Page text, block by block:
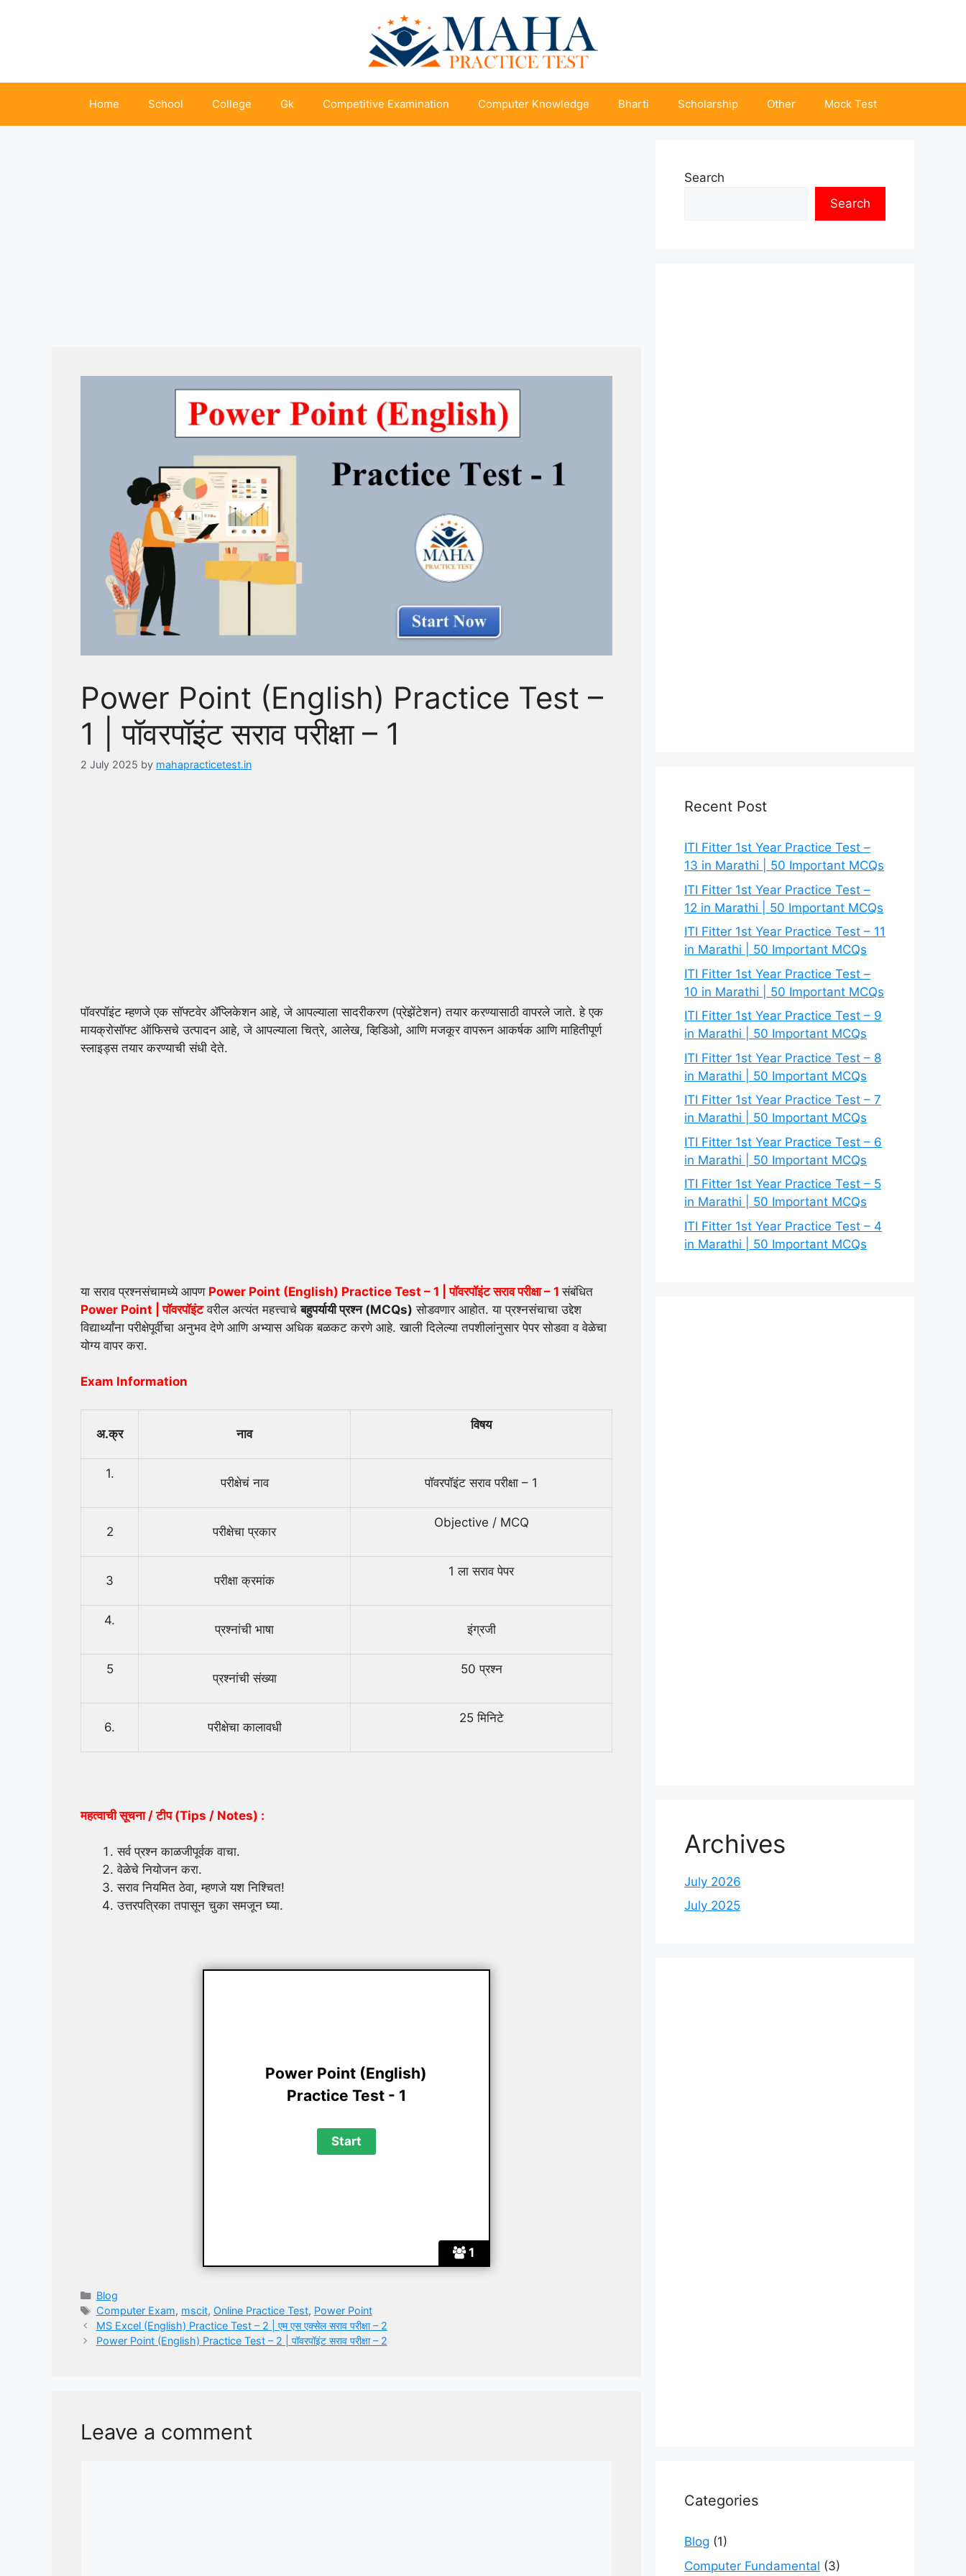
Home School College Gk Competitive Examination Computer Knowledge Bharti Scholarship Other Mock Test
Power Point (English) Practice Test –
1 | पॉवरपॉइंट सराव परीक्षा – 1
2 July 2025 by mahapracticetest.in
पॉवरपॉइंट म्हणजे एक सॉफ्टवेर ॲप्लिकेशन आहे, जे आपल्याला सादरीकरण (प्रेझेंटेशन) तयार करण्यासाठी वापरले जाते. हे एक
मायक्रोसॉफ्ट ऑफिसचे उत्पादन आहे, जे आपल्याला चित्रे, आलेख, व्हिडिओ, आणि मजकूर वापरून आकर्षक आणि माहितीपूर्ण
स्लाइड्स तयार करण्याची संधी देते.
या सराव प्रश्नसंचामध्ये आपण Power Point (English) Practice Test – 1 | पॉवरपॉइंट सराव परीक्षा – 1संबंधित
Power Point
| पॉवरपॉइंटवरील अत्यंत महत्त्वाचेबहुपर्यायी प्रश्न (MCQs) सोडवणार आहोत. या प्रश्नसंचाचा उद्देश
विद्यार्थ्यांना परीक्षेपूर्वीचा अनुभव देणे आणि अभ्यास अधिक बळकट करणे आहे. खाली दिलेल्या तपशीलांनुसार पेपर सोडवा व वेळेचा
योग्य वापर करा.
Exam Information
अ.क्र नाव
विषय
1.
परीक्षेचं नाव पॉवरपॉइंट सराव परीक्षा – 1
2 परीक्षेचा प्रकार
Objective / MCQ
3 परीक्षा क्रमांक
1 ला सराव पेपर
4.
प्रश्नांची भाषा इंग्रजी
5
प्रश्नांची संख्या
50 प्रश्न
6. परीक्षेचा कालावधी
25 मिनिटे
महत्वाची सूचना / टीप (Tips / Notes) :
सर्व प्रश्न काळजीपूर्वक वाचा.
वेळेचे नियोजन करा.
सराव नियमित ठेवा, म्हणजे यश निश्चित!
उत्तरपत्रिका तपासून चुका समजून घ्या.
1
Power Point (English)
Practice Test - 1
Categories
Blog
Tags
Computer Exam, mscit, Online Practice Test, Power Point
MS Excel (English) Practice Test – 2 | एम एस एक्सेल सराव परीक्षा – 2
Power Point (English) Practice Test – 2 | पॉवरपॉइंट सराव परीक्षा – 2
Leave a comment
Search
Search
Recent Post
ITI Fitter 1st Year Practice Test –
13 in Marathi | 50 Important MCQs
ITI Fitter 1st Year Practice Test –
12 in Marathi | 50 Important MCQs
ITI Fitter 1st Year Practice Test – 11
in Marathi | 50 Important MCQs
ITI Fitter 1st Year Practice Test –
10 in Marathi | 50 Important MCQs
ITI Fitter 1st Year Practice Test – 9
in Marathi | 50 Important MCQs
ITI Fitter 1st Year Practice Test – 8
in Marathi | 50 Important MCQs
ITI Fitter 1st Year Practice Test – 7
in Marathi | 50 Important MCQs
ITI Fitter 1st Year Practice Test – 6
in Marathi | 50 Important MCQs
ITI Fitter 1st Year Practice Test – 5
in Marathi | 50 Important MCQs
ITI Fitter 1st Year Practice Test – 4
in Marathi | 50 Important MCQs
Archives
July 2026
July 2025
Categories
Blog (1)
Computer Fundamental (3)